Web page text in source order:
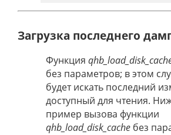
Загрузка последнего
Функция
без параметров; в этом
будет искать последний
доступный для чтения.
пример вызова функции
qhb_load_disk_cache без